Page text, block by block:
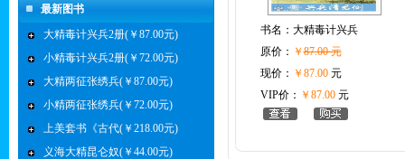
最新图书
大精毒计兴兵2册(￥87.00元)
小精毒计兴兵2册(￥72.00元)
大精两征张绣兵(￥87.00元)
小精两征张绣兵(￥72.00元)
上美套书《古代(￥218.00元)
义海大精昆仑奴(￥44.00元)
书名： 大精毒计兴兵
原价： ￥87.00 元
现价： ￥87.00元
VIP价： ￥87.00元